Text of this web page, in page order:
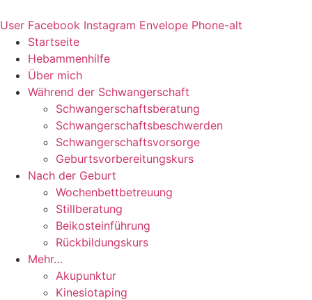
Inhalt
springen
User Facebook Instagram Envelope Phone-alt
Startseite
Hebammenhilfe
Über mich
Während der Schwangerschaft
Schwangerschaftsberatung
Schwangerschaftsbeschwerden
Schwangerschaftsvorsorge
Geburtsvorbereitungskurs
Nach der Geburt
Wochenbettbetreuung
Stillberatung
Beikosteinführung
Rückbildungskurs
Mehr…
Akupunktur
Kinesiotaping